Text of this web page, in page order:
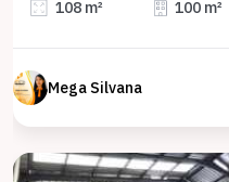
108 m² 100 m²
Mega Silvana